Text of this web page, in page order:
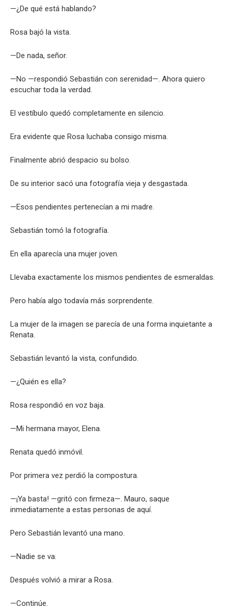
—¿De qué está hablando?
Rosa bajó la vista.
—De nada, señor.
—No —respondió Sebastián con serenidad—. Ahora quiero
escuchar toda la verdad.
El vestíbulo quedó completamente en silencio.
Era evidente que Rosa luchaba consigo misma.
Finalmente abrió despacio su bolso.
De su interior sacó una fotografía vieja y desgastada.
—Esos pendientes pertenecían a mi madre.
Sebastián tomó la fotografía.
En ella aparecía una mujer joven.
Llevaba exactamente los mismos pendientes de esmeraldas.
Pero había algo todavía más sorprendente.
La mujer de la imagen se parecía de una forma inquietante a
Renata.
Sebastián levantó la vista, confundido.
—¿Quién es ella?
Rosa respondió en voz baja.
—Mi hermana mayor, Elena.
Renata quedó inmóvil.
Por primera vez perdió la compostura.
—¡Ya basta! —gritó con firmeza—. Mauro, saque
inmediatamente a estas personas de aquí.
Pero Sebastián levantó una mano.
—Nadie se va.
Después volvió a mirar a Rosa.
—Continúe.